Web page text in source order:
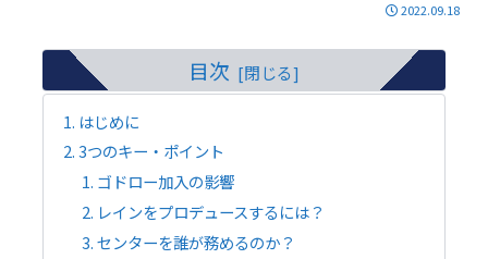
2022.09.18
目次
はじめに
3つのキー・ポイント
ゴドロー加入の影響
レインをプロデュースするには？
センターを誰が務めるのか？